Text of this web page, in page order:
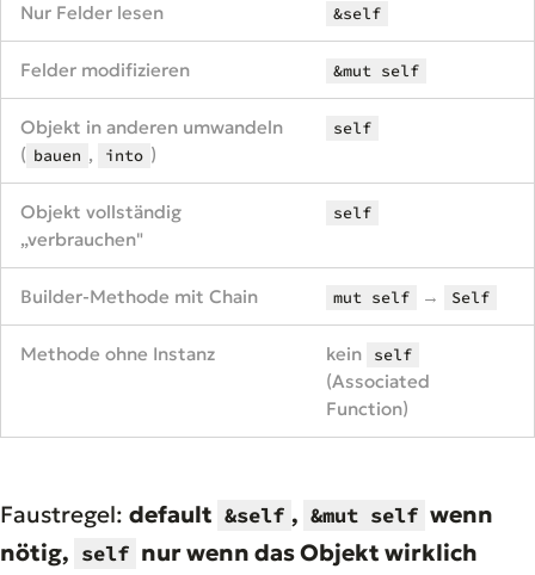
Nur Felder lesen &self
Felder modifizieren &mut self
Objekt in anderen umwandeln
( bauen , into )
self
Objekt vollständig
„verbrauchen"
self
Builder-Methode mit Chain mut self → Self
Methode ohne Instanz kein self
(Associated
Function)
Faustregel: default &self , &mut self wenn
nötig, self nur wenn das Objekt wirklich